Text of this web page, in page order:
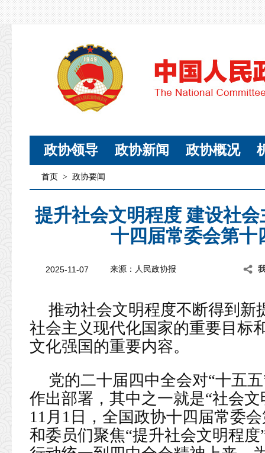
政协领导 政协新闻 政协概况
首页 > 政协要闻
提升社会文明程度 建设社
十四届常委会第十
2025-11-07 来源：人民政协报
推动社会文明程度不断得到新
社会主义现代化国家的重要目标
文化强国的重要内容。
党的二十届四中全会对“十五
作出部署，其中之一就是“社会
11月1日，全国政协十四届常委
和委员们聚焦“提升社会文明程